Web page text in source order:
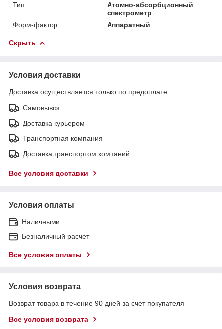
Тип
Атомно-абсорбционный
спектрометр
Форм-фактор
Аппаратный
Скрыть
Условия доставки
Доставка осуществляется только по предоплате.
Самовывоз
Доставка курьером
Транспортная компания
Доставка транспортом компаний
Все условия доставки
Условия оплаты
Наличными
Безналичный расчет
Все условия оплаты
Условия возврата
Возврат товара в течение 90 дней за счет покупателя
Все условия возврата